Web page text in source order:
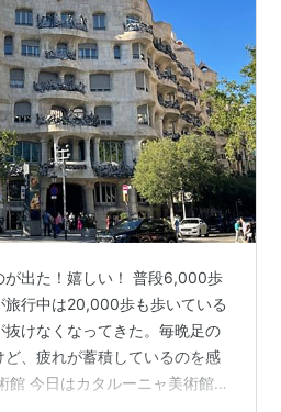
が出た！嬉しい！ 普段6,000歩
旅行中は20,000歩も歩いている
けなくなってきた。毎晩足の
、疲れが蓄積しているのを感
館 今日はカタルーニャ美術館に